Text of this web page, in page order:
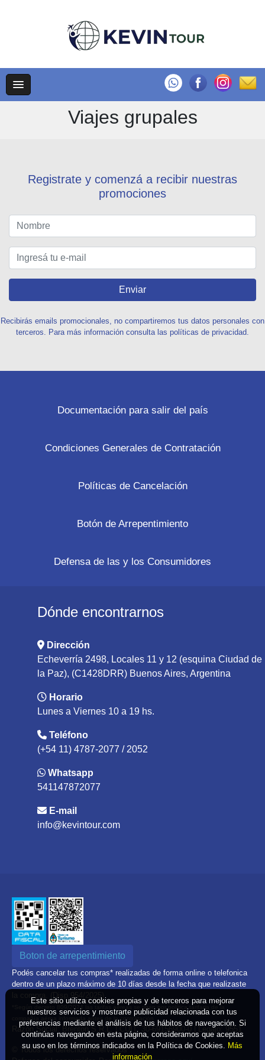
Viajes grupales
Registrate y comenzá a recibir nuestras
promociones
Enviar
Recibirás emails promocionales, no compartiremos tus datos personales con
terceros. Para más información consulta las políticas de privacidad.
Documentación para salir del país
Condiciones Generales de Contratación
Políticas de Cancelación
Botón de Arrepentimiento
Defensa de las y los Consumidores
Dónde encontrarnos
Dirección
Echeverría 2498, Locales 11 y 12 (esquina Ciudad de
la Paz), (C1428DRR) Buenos Aires, Argentina
Horario
Lunes a Viernes 10 a 19 hs.
Teléfono
(+54 11) 4787-2077 / 2052
Whatsapp
541147872077
E-mail
info@kevintour.com
Boton de arrepentimiento
Podés cancelar tus compras* realizadas de forma online o telefonica
dentro de un plazo máximo de 10 días desde la fecha que realizaste
la compra. (Disp.954/2025)
*Según decreto 809/2024 las tarifas aéreas se rigen por política tarifaria de la
compañía aérea informada antes de la contratación
Razón Social: Brenton S.R.L. | CUIT: 30-69156900-0 | Legajo: 9551
© Todos los derechos reservados
Este sitio utiliza cookies propias y de terceros para mejorar
nuestros servicios y mostrarte publicidad relacionada con tus
preferencias mediante el análisis de tus hábitos de navegación. Si
continúas navegando en esta página, consideramos que aceptas
su uso en los términos indicados en la Política de Cookies. Más
información